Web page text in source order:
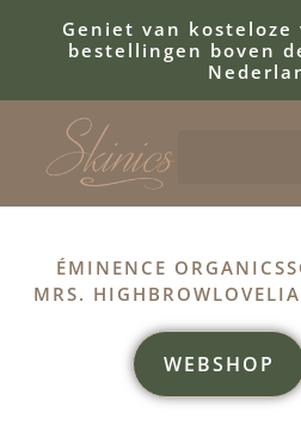
Geniet van kosteloze
bestellingen boven
ÉMINENCE ORGANICS
MRS. HIGHBROWLOVELI
WEBSHOP